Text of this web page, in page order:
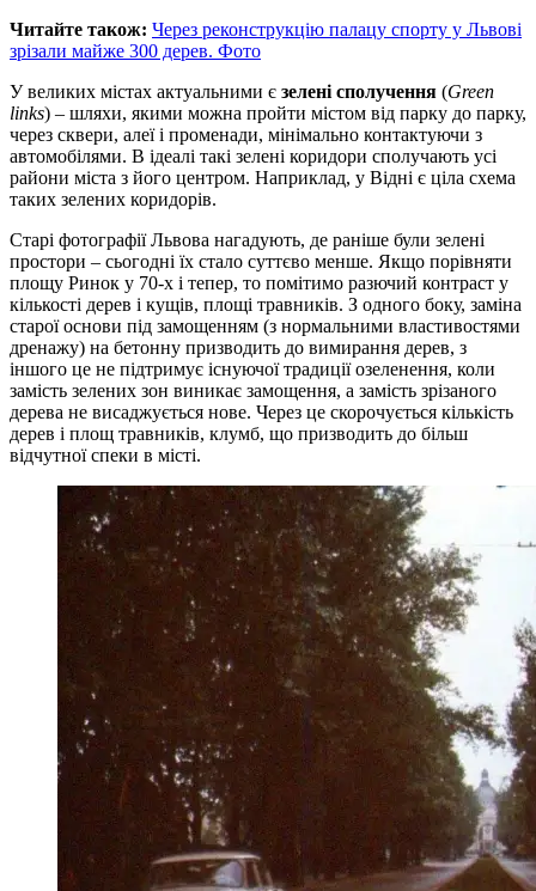
Читайте також: Через реконструкцію палацу спорту у Львові
зрізали майже 300 дерев. Фото
У великих містах актуальними є зелені сполучення (Green
links) – шляхи, якими можна пройти містом від парку до парку,
через сквери, алеї і променади, мінімально контактуючи з
автомобілями. В ідеалі такі зелені коридори сполучають усі
райони міста з його центром. Наприклад, у Відні є ціла схема
таких зелених коридорів.
Старі фотографії Львова нагадують, де раніше були зелені
простори – сьогодні їх стало суттєво менше. Якщо порівняти
площу Ринок у 70-х і тепер, то помітимо разючий контраст у
кількості дерев і кущів, площі травників. З одного боку, заміна
старої основи під замощенням (з нормальними властивостями
дренажу) на бетонну призводить до вимирання дерев, з
іншого це не підтримує існуючої традиції озеленення, коли
замість зелених зон виникає замощення, а замість зрізаного
дерева не висаджується нове. Через це скорочується кількість
дерев і площ травників, клумб, що призводить до більш
відчутної спеки в місті.